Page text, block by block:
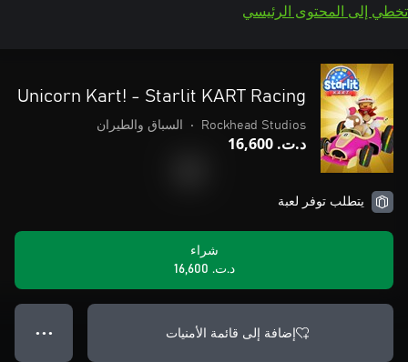
تخطي إلى المحتوى الرئيسي
Unicorn Kart! - Starlit KART Racing
Rockhead Studios
• السباق والطيران
د.ت.‏ 16,600
يتطلب توفر لعبة
شراء
د.ت.‏ 16,600
إضافة إلى قائمة الأمنيات ● ● ●